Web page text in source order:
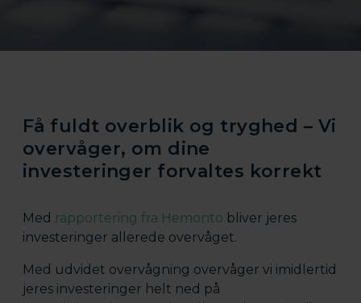
Få fuldt overblik og tryghed – Vi
overvåger, om dine
investeringer forvaltes korrekt
Med rapportering fra Hemonto bliver jeres
investeringer allerede overvåget.
Med udvidet overvågning overvåger vi imidlertid
jeres investeringer helt ned på